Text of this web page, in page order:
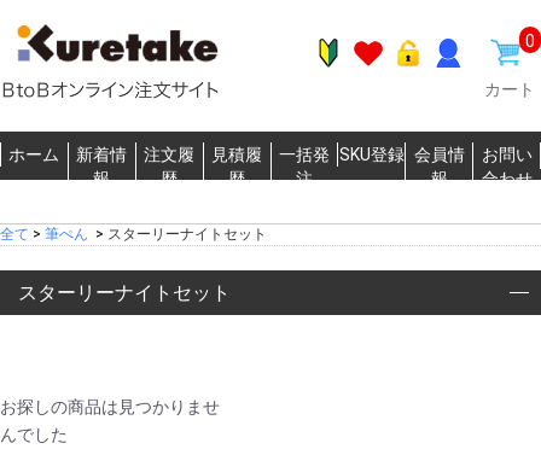
0
カート
ホーム
新着情
報
注文履
歴
見積履
歴
一括発
注
SKU登録 会員情
報
お問い
合わせ
全て > 筆ぺん > スターリーナイトセット
スターリーナイトセット
お探しの商品は見つかりませ
んでした